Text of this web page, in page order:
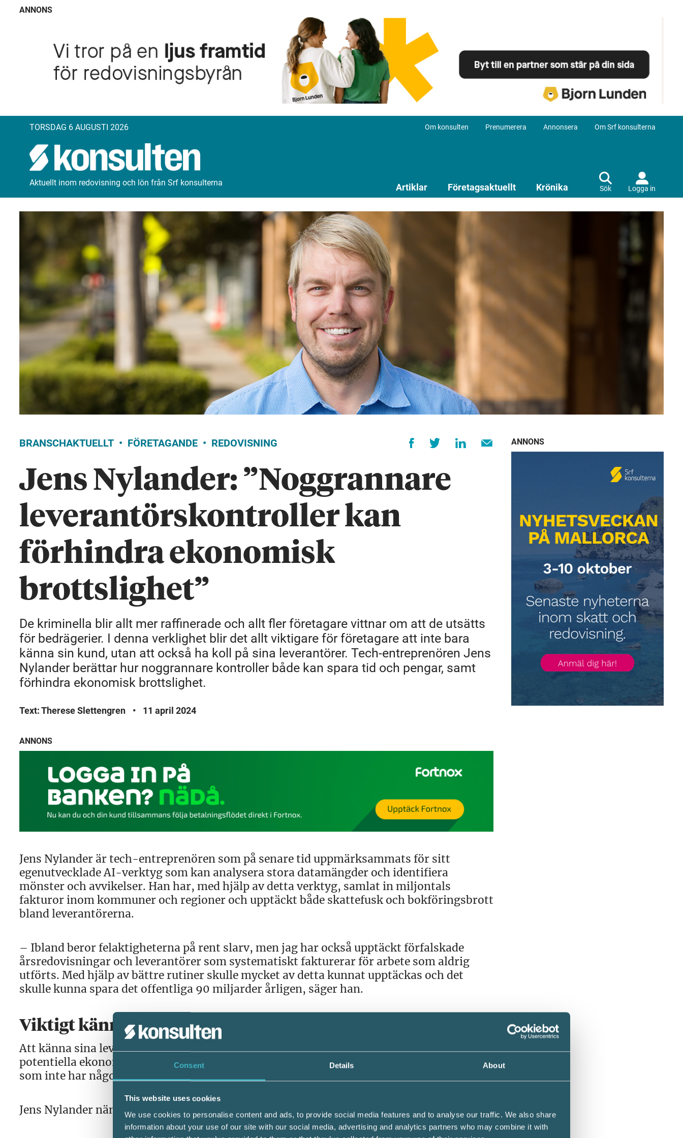
Consent Details About
This website uses cookies
We use cookies to personalise content and ads, to provide social media features and to analyse our traffic. We also share
information about your use of our site with our social media, advertising and analytics partners who may combine it with
ANNONS
TORSDAG 6 AUGUSTI 2026 Om konsulten Prenumerera Annonsera Om Srf konsulterna
Aktuellt inom redovisning och lön från Srf konsulterna Artiklar Företagsaktuellt Krönika Sök Logga in
BRANSCHAKTUELLT FÖRETAGANDE REDOVISNING
Jens Nylander: ”Noggrannare
leverantörskontroller kan
förhindra ekonomisk
brottslighet”
De kriminella blir allt mer raffinerade och allt fler företagare vittnar om att de utsätts
för bedrägerier. I denna verklighet blir det allt viktigare för företagare att inte bara
känna sin kund, utan att också ha koll på sina leverantörer. Tech-entreprenören Jens
Nylander berättar hur noggrannare kontroller både kan spara tid och pengar, samt
förhindra ekonomisk brottslighet.
Text: Therese Slettengren • 11 april 2024
ANNONS
Jens Nylander är tech-entreprenören som på senare tid uppmärksammats för sitt
egenutvecklade AI-verktyg som kan analysera stora datamängder och identifiera
mönster och avvikelser. Han har, med hjälp av detta verktyg, samlat in miljontals
fakturor inom kommuner och regioner och upptäckt både skattefusk och bokföringsbrott
bland leverantörerna.
– Ibland beror felaktigheterna på rent slarv, men jag har också upptäckt förfalskade
årsredovisningar och leverantörer som systematiskt fakturerar för arbete som aldrig
utförts. Med hjälp av bättre rutiner skulle mycket av detta kunnat upptäckas och det
skulle kunna spara det offentliga 90 miljarder årligen, säger han.
Viktigt känna sin leverantör
Att känna sina leverantörer är inte bara god affärspraxis, det är också ett skydd mot
potentiella ekonomiska risker, menar Jens Nylander. Trots detta är det många företagare
som inte har någon process för leverantörsgranskning.
Jens Nylander nämner tidspress samt brister i ekonomisystemen som två stora hinder.
ANNONS